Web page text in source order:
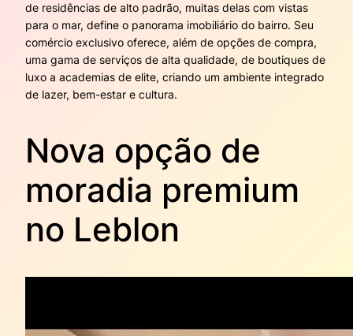
de residências de alto padrão, muitas delas com vistas
para o mar, define o panorama imobiliário do bairro. Seu
comércio exclusivo oferece, além de opções de compra,
uma gama de serviços de alta qualidade, de boutiques de
luxo a academias de elite, criando um ambiente integrado
de lazer, bem-estar e cultura.
Nova opção de
moradia premium
no Leblon